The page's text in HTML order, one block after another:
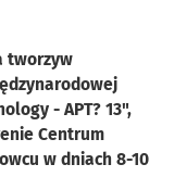
tworzyw
- APT? 13",
Centrum
w dniach 8-10